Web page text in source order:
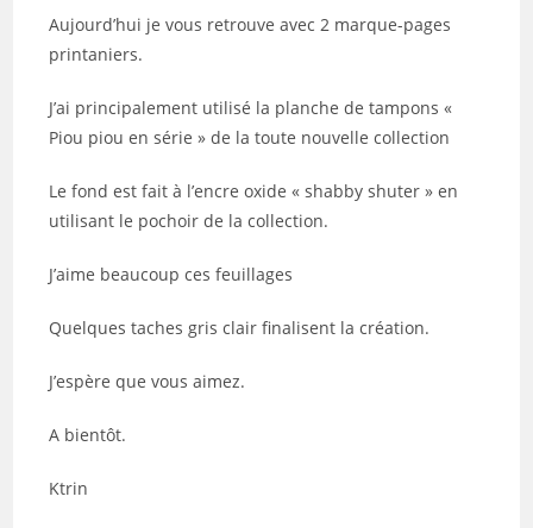
Aujourd’hui je vous retrouve avec 2 marque-pages
printaniers.
J’ai principalement utilisé la planche de tampons «
Piou piou en série » de la toute nouvelle collection
Le fond est fait à l’encre oxide « shabby shuter » en
utilisant le pochoir de la collection.
J’aime beaucoup ces feuillages
Quelques taches gris clair finalisent la création.
J’espère que vous aimez.
A bientôt.
Ktrin